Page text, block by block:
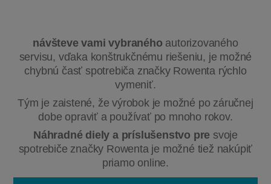
návšteve vami vybraného autorizovaného
servisu, vďaka konštrukčnému riešeniu, je možné
chybnú časť spotrebiča značky Rowenta rýchlo
vymeniť.
Tým je zaistené, že výrobok je možné po záručnej
dobe opraviť a používať po mnoho rokov.
Náhradné diely a príslušenstvo pre svoje
spotrebiče značky Rowenta je možné tiež nakúpiť
priamo online.